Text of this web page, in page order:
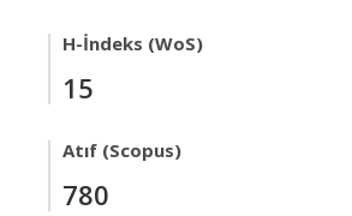
H-İndeks (WoS)
15
Atıf (Scopus)
780